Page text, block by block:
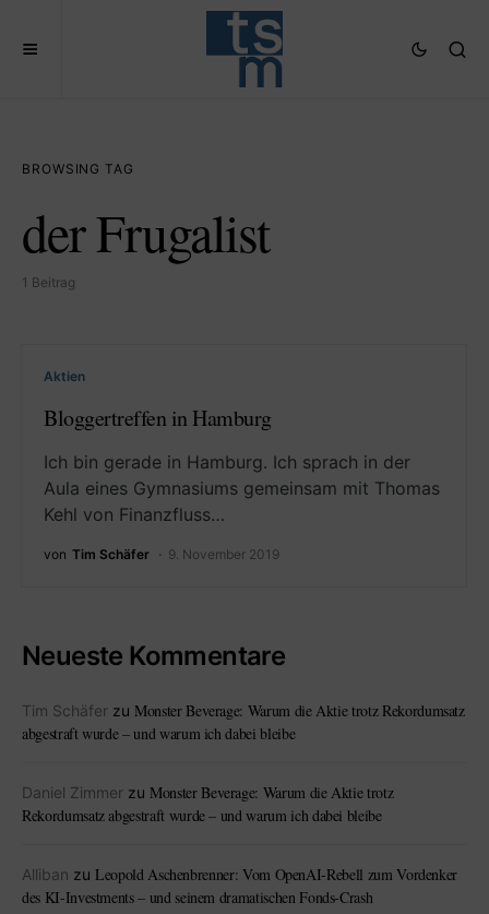
BROWSING TAG
der Frugalist
1 Beitrag
Aktien
Bloggertreffen in Hamburg
Ich bin gerade in Hamburg. Ich sprach in der
Aula eines Gymnasiums gemeinsam mit Thomas
Kehl von Finanzfluss…
von Tim Schäfer 9. November 2019
Neueste Kommentare
Tim Schäfer zu Monster Beverage: Warum die Aktie trotz Rekordumsatz
abgestraft wurde – und warum ich dabei bleibe
Daniel Zimmer zu Monster Beverage: Warum die Aktie trotz
Rekordumsatz abgestraft wurde – und warum ich dabei bleibe
Alliban zu Leopold Aschenbrenner: Vom OpenAI-Rebell zum Vordenker
des KI-Investments – und seinem dramatischen Fonds-Crash